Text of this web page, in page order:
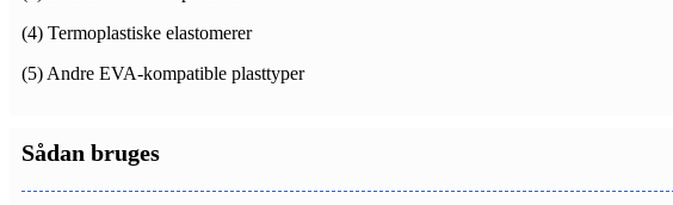
(4) Termoplastiske elastomerer
(5) Andre EVA-kompatible plasttyper
Sådan bruges